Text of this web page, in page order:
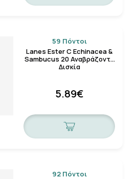
59 Πόντοι
Lanes Ester C Echinacea &
Sambucus 20 Αναβράζοντα
Δισκία
5.89€
92 Πόντοι